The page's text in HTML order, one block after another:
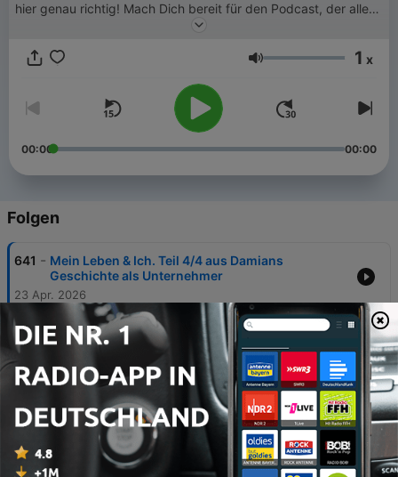
hier genau richtig! Mach Dich bereit für den Podcast, der alles
in Deinem Leben verändern wird - mach Dich bereit für den
Lautstärke 1 x
00:00 00:00
Folgen
641 - Mein Leben & Ich. Teil 4/4 aus Damians
Geschichte als Unternehmer
23 Apr. 2026
640 - Den Traumpartner suchen, finden und
gemeinsam glücklich werden - DURCHSTARTER
PODCAST CLASSICS
18 Mai 2025
639 -
Ein Satz, der alles verändert - DURCHSTARTER
PODCAST CLASSICS
11 Mai 2025